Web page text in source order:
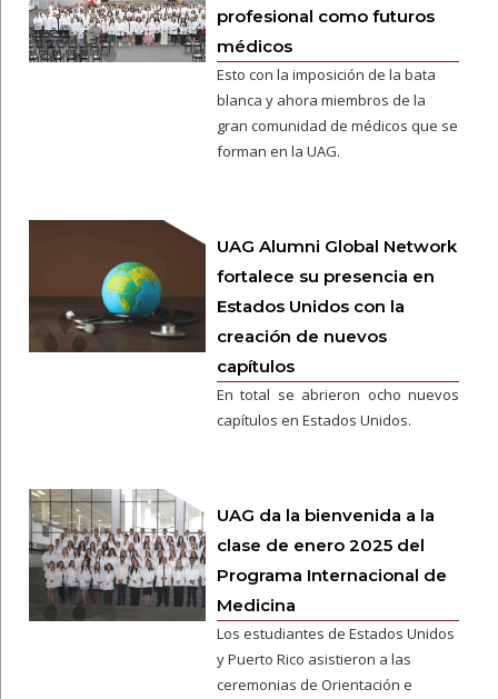
profesional como futuros
médicos
Esto con la imposición de la bata
blanca y ahora miembros de la
gran comunidad de médicos que se
forman en la UAG.
UAG Alumni Global Network
fortalece su presencia en
Estados Unidos con la
creación de nuevos
capítulos
En total se abrieron ocho nuevos
capítulos en Estados Unidos.
UAG da la bienvenida a la
clase de enero 2025 del
Programa Internacional de
Medicina
Los estudiantes de Estados Unidos
y Puerto Rico asistieron a las
ceremonias de Orientación e